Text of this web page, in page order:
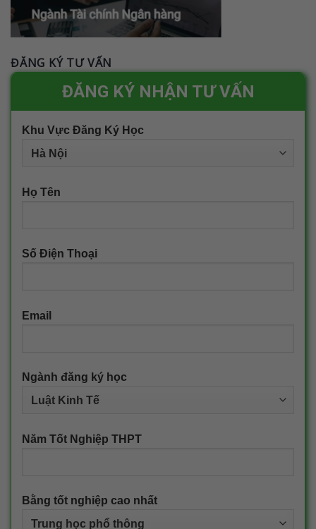
ĐĂNG KÝ TƯ VẤN
ĐĂNG KÝ NHẬN TƯ VẤN
Khu Vực Đăng Ký Học
Họ Tên
Số Điện Thoại
Email
Ngành đăng ký học
Năm Tốt Nghiệp THPT
Bằng tốt nghiệp cao nhất